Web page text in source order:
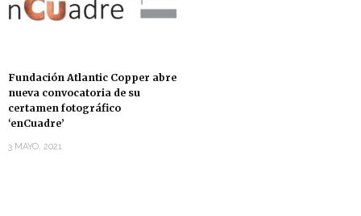
Fundación Atlantic Copper abre
nueva convocatoria de su
certamen fotográfico
‘enCuadre’
3 MAYO, 2021